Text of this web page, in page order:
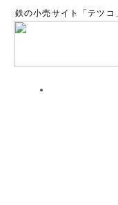
鉄の小売サイト「テツコ